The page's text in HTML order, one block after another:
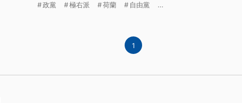
政黨 極右派 荷蘭 自由黨 ...
1